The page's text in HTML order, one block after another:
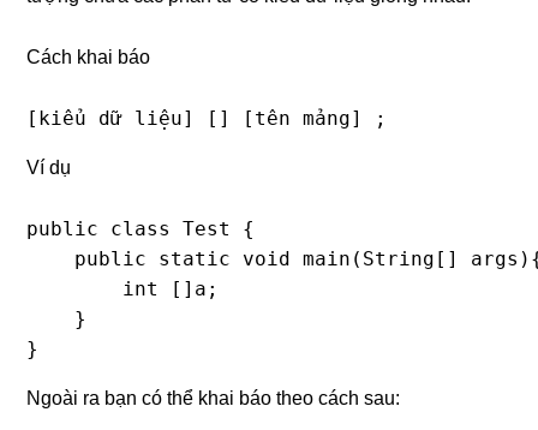
Cách khai báo
[kiểu dữ liệu] [] [tên mảng] ;
Ví dụ
public class Test {
public static void main(String[]
        int []a;
    }
}
Ngoài ra bạn có thể khai báo theo cách sau: